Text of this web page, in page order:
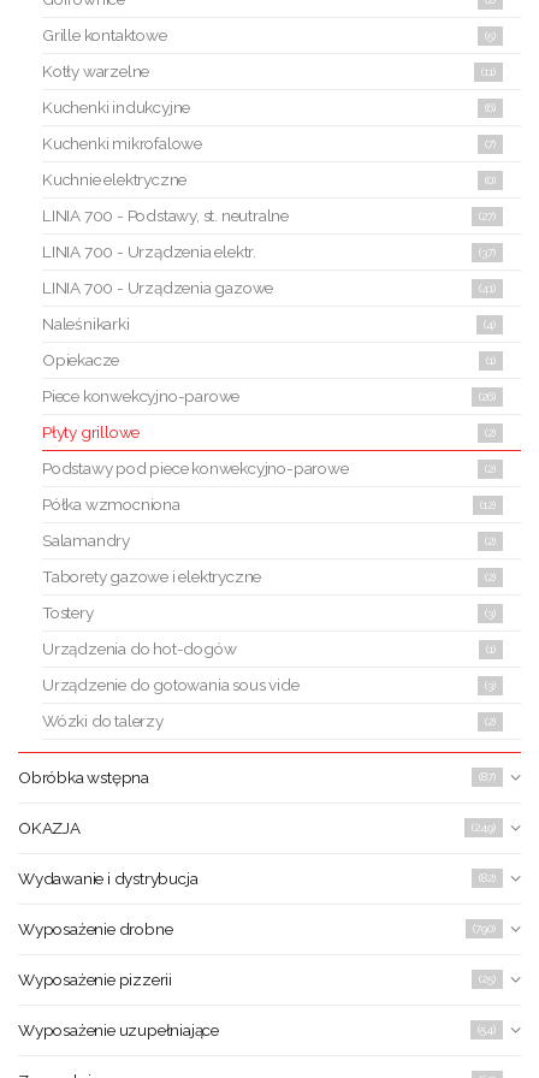
odpowiednich warunków pogodowych i są
W naszym asortymencie mogą Państwo
wybrać pomiędzy
płytami grzewczymi
Grille kontaktowe (5)
Kotły warzelne (11)
Kuchenki indukcyjne (6)
Kuchenki mikrofalowe (7)
Kuchnie elektryczne (0)
LINIA 700 - Podstawy, st. neutralne (27)
LINIA 700 - Urządzenia elektr. (37)
LINIA 700 - Urządzenia gazowe (41)
Naleśnikarki (4)
Opiekacze (1)
Piece konwekcyjno-parowe (26)
Płyty grillowe (2)
Podstawy pod piece konwekcyjno-parowe (2)
Półka wzmocniona (12)
Salamandry (2)
Taborety gazowe i elektryczne (2)
Tostery (3)
Urządzenia do hot-dogów (1)
Urządzenie do gotowania sous vide (3)
Wózki do talerzy (2)
Obróbka wstępna (87)
OKAZJA (249)
Wydawanie i dystrybucja (82)
Wyposażenie drobne (790)
Wyposażenie pizzerii (25)
Wyposażenie uzupełniające (54)